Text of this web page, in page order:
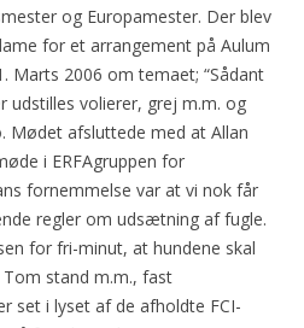
og Europamester. Der blev
for et arrangement på Aulum
Marts 2006 om temaet; “Sådant
udstilles volierer, grej m.m. og
Mødet afsluttede med at Allan
i ERFAgruppen for
fornemmelse var at vi nok får
regler om udsætning af fugle.
for fri-minut, at hundene skal
stand m.m., fast
set i lyset af de afholdte FCI-